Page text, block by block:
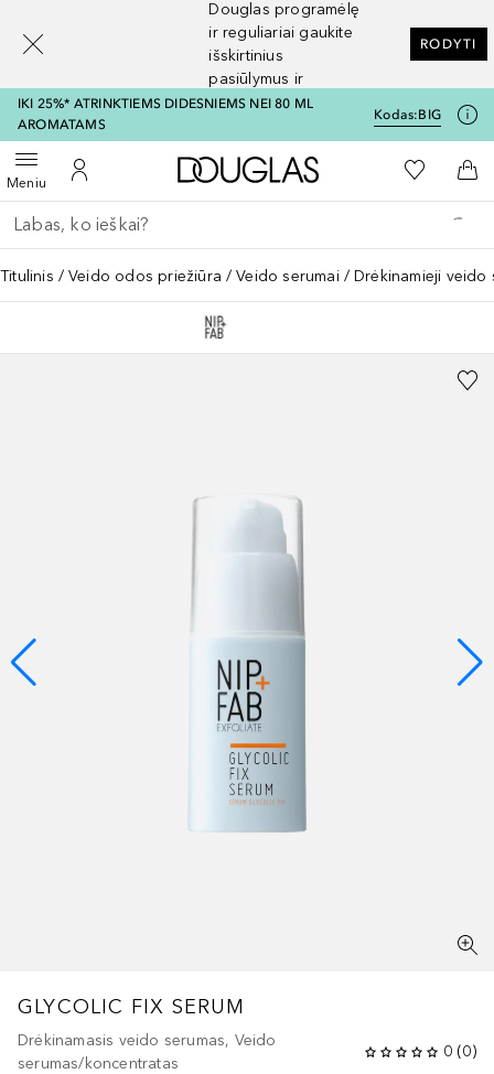
Douglas programėlę
ir reguliariai gaukite
išskirtinius
pasiūlymus ir
nuolaidas
RODYTI
IKI 25%* ATRINKTIEMS DIDESNIEMS NEI 80 ML
AROMATAMS
Kodas:BIG
MeniuAtidaryti meniuĮ mano paskyrą
Į Douglas pagrindinį
Į mano
Į
Grįžk atgal
Vykdykite paiešką
Titulinis Veido odos priežiūra Veido serumai Drėkinamieji veido
GLYCOLIC FIX SERUM
Drėkinamasis veido serumas, Veido
serumas/koncentratas
0 (0)
[navigation.slideout.screenreader]